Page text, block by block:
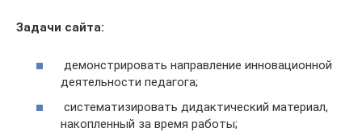
Задачи сайта:
демонстрировать направление инновационной
деятельности педагога;
систематизировать дидактический материал,
накопленный за время работы;